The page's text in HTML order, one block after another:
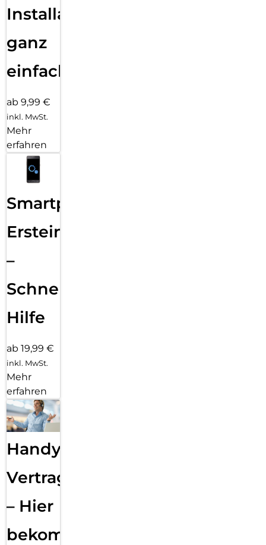
Installation
ganz
einfach
ab 9,99 €
inkl. MwSt.
Mehr
erfahren
Smartphone
Ersteinrichtung
–
Schnelle
Hilfe
ab 19,99 €
inkl. MwSt.
Mehr
erfahren
Handy
Vertragsabwicklung
– Hier
bekommst